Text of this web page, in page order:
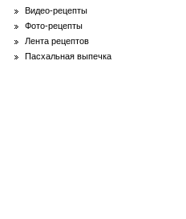
Видео-рецепты
Фото-рецепты
Лента рецептов
Пасхальная выпечка